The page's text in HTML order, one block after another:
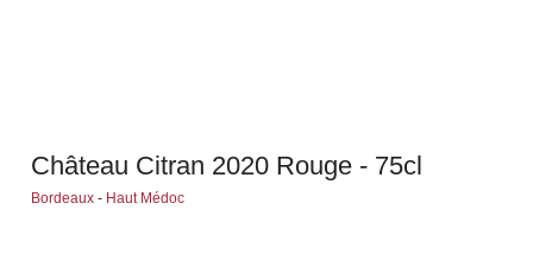
Château Citran 2020 Rouge - 75cl
Bordeaux - Haut Médoc